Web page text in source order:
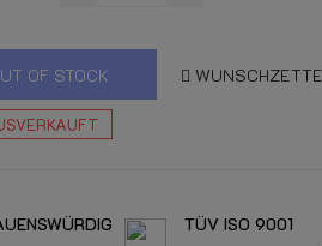
OF STOCK
TÜV ISO 9001